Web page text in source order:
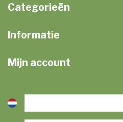
Categorieën
Informatie
Mijn account